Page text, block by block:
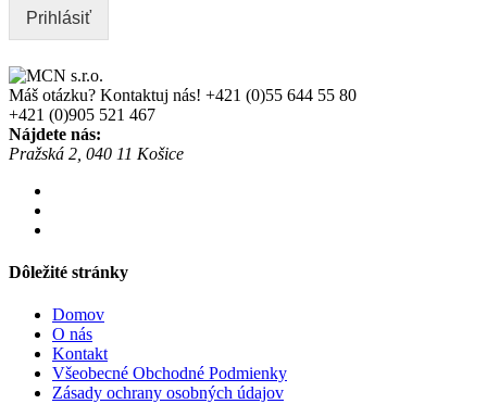
Prihlásiť
Máš otázku? Kontaktuj nás! +421 (0)55 644 55 80
+421 (0)905 521 467
Nájdete nás:
Pražská 2, 040 11 Košice
Dôležité stránky
Domov
O nás
Kontakt
Všeobecné Obchodné Podmienky
Zásady ochrany osobných údajov